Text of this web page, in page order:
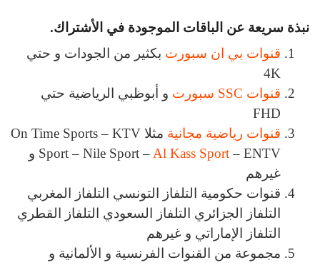
نبذة سريعة عن الباقات الموجودة في الأشتراك.
قنوات بي ان سبورت بكثير من الجودات و حتي
4K
قنوات SSC سبورت
و أبوظبي الرياضية حتي
FHD
قنوات رياضية مجانية
مثلا On Time Sports – KTV
Sport – Nile Sport – Al Kass Sport
– ENTV و
غيرهم
قنوات حكومية التلفاز التونسي التلفاز المغربي
التلفاز الجزائري التلفاز السعودي التلفاز القطري
التلفاز الإماراتي و غيرهم
مجموعة من القنوات الفرنسية و الألمانية و